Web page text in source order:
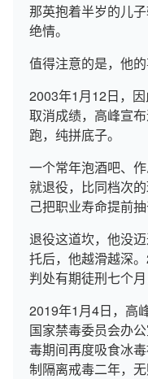
那英抱着半岁的儿
绝情。
值得注意的是，他
2003年1月12日，
取消成绩，高峰宣
跑，纯拼底子。
一个常年泡酒吧、
就退役，比同档次
己把职业寿命提前抽
退役这道坎，他没
托后，他越滑越深
判处有期徒刑七个月
2019年1月4日，高
国家禁毒委员会办
毒期间再度吸食冰
制隔离戒毒二年，无